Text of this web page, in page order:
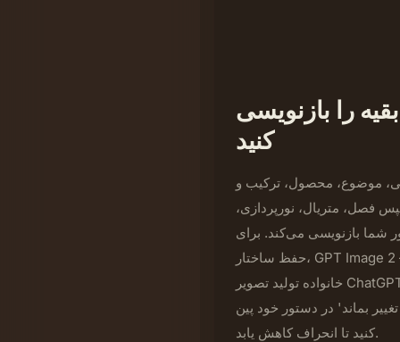
را بازنویسی
کنید
موضوع، محصول، ترکیب و
فصل، متریال، نورپردازی،
بازنویسی می‌کند. برای
حفظ ساختار، GPT Image 2 — جدیدترین محصول OpenAI، از همان
خانواده تولید تصویر ChatGPT و DALL·E — قابل اطمینان‌ترین عملکرد
بماند' در دستور خود پین
کنید تا انحراف کاهش یابد.